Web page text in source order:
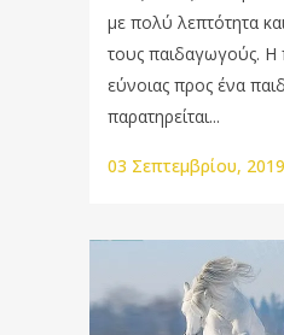
με πολύ λεπτότητα
τους παιδαγωγούς. Η
εύνοιας προς ένα
παρατηρείται...
03 Σεπτεμβρίου, 2019